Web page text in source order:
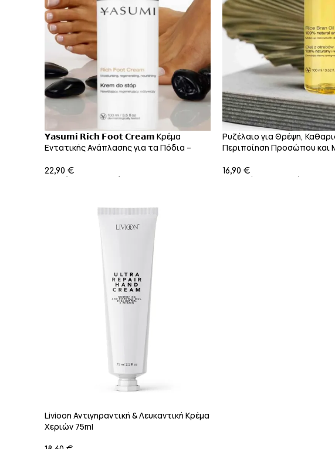
𝗬𝗮𝘀𝘂𝗺𝗶 𝗥𝗶𝗰𝗵 𝗙𝗼𝗼𝘁 𝗖𝗿𝗲𝗮𝗺 Κρέμα
Εντατικής Ανάπλασης για τα Πόδια –
€
Ρυζέλαιο για Θρέψη,
Περιποίηση Προσώπου και
€
Livioon Αντιγηραντική & Λευκαντική Κρέμα
Χεριών 75ml